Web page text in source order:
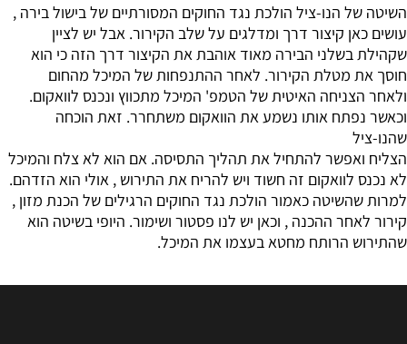
השיטה של הנו-ציל הולכת נגד החוקים המסורתיים של בישול בירה ,
עושים כאן קיצור דרך ומדלגים על שלב הקירור. אבל יש לציין
שקהילת בשלני הבירה מאוד אוהבת את הקיצור דרך הזה כי הוא
חוסך את מטלת הקירור. לאחר ההתנפחות של המיכל מהחום
ולאחר הצניחה האיטית של הטמפ' המיכל מתכווץ ונכנס לוואקום.
וכאשר נפתח אותו נשמע את הוואקום משתחרר. זאת הוכחה
שהנו-ציל
הצליח ואפשר להתחיל את תהליך התסיסה. אם הוא לא צלח והמיכל
לא נכנס לוואקום זה חשוד ויש להריח את התירוש , אולי הוא הזדהם.
למרות שהשיטה כאמור הולכת נגד החוקים הרגילים של הכנת מזון ,
קירור לאחר ההכנה , וכאן יש לנו פסטור ושימור. היופי בשיטה הוא
שהתירוש הרותח מחטא בעצמו את המיכל.